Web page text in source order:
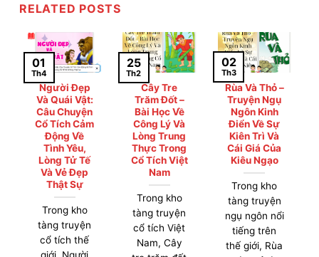
RELATED POSTS
Người Đẹp
Và Quái Vật:
Câu Chuyện
Cổ Tích Cảm
Động Về
Tình Yêu,
Lòng Tử Tế
Và Vẻ Đẹp
Thật Sự
Trong kho
tàng truyện
cổ tích thế
giới, Người
01
Th4
Cây Tre
Trăm Đốt –
Bài Học Về
Công Lý Và
Lòng Trung
Thực Trong
Cổ Tích Việt
Nam
Trong kho
tàng truyện
cổ tích Việt
Nam, Cây
25
Th2
Rùa Và Thỏ –
Truyện Ngụ
Ngôn Kinh
Điển Về Sự
Kiên Trì Và
Cái Giá Của
Kiêu Ngạo
Trong kho
tàng truyện
ngụ ngôn nổi
tiếng trên
thế giới, Rùa
02
Th3